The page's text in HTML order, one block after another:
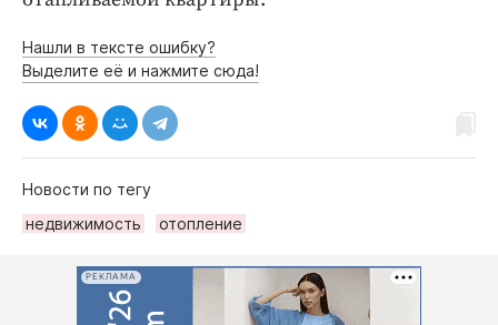
Нашли в тексте ошибку?
Выделите её и нажмите сюда!
Новости по тегу
недвижимость
отопление
РЕКЛАМА